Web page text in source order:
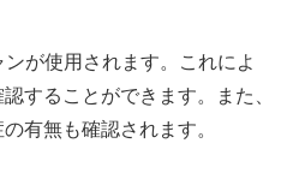
が使用されます。これによ
することができます。また、
有無も確認されます。